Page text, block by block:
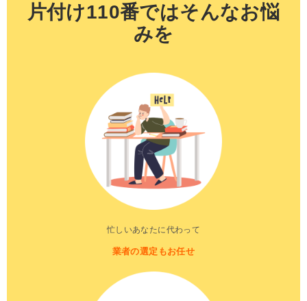
片付け110番ではそんなお悩
みを
忙しいあなたに代わって
業者の選定もお任せ